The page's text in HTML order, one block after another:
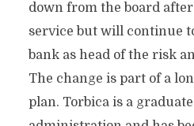
down from the board
service but will continue
bank as head of the risk
The change is part of a
plan. Torbica is a